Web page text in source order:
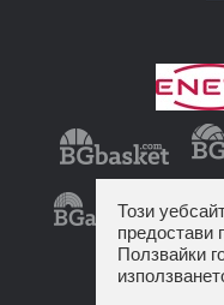
Този
предостави
Ползвайки